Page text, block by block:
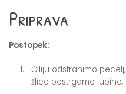
Priprava
Postopek:
Čiliju odstranimo
žlico postrgamo lupino.